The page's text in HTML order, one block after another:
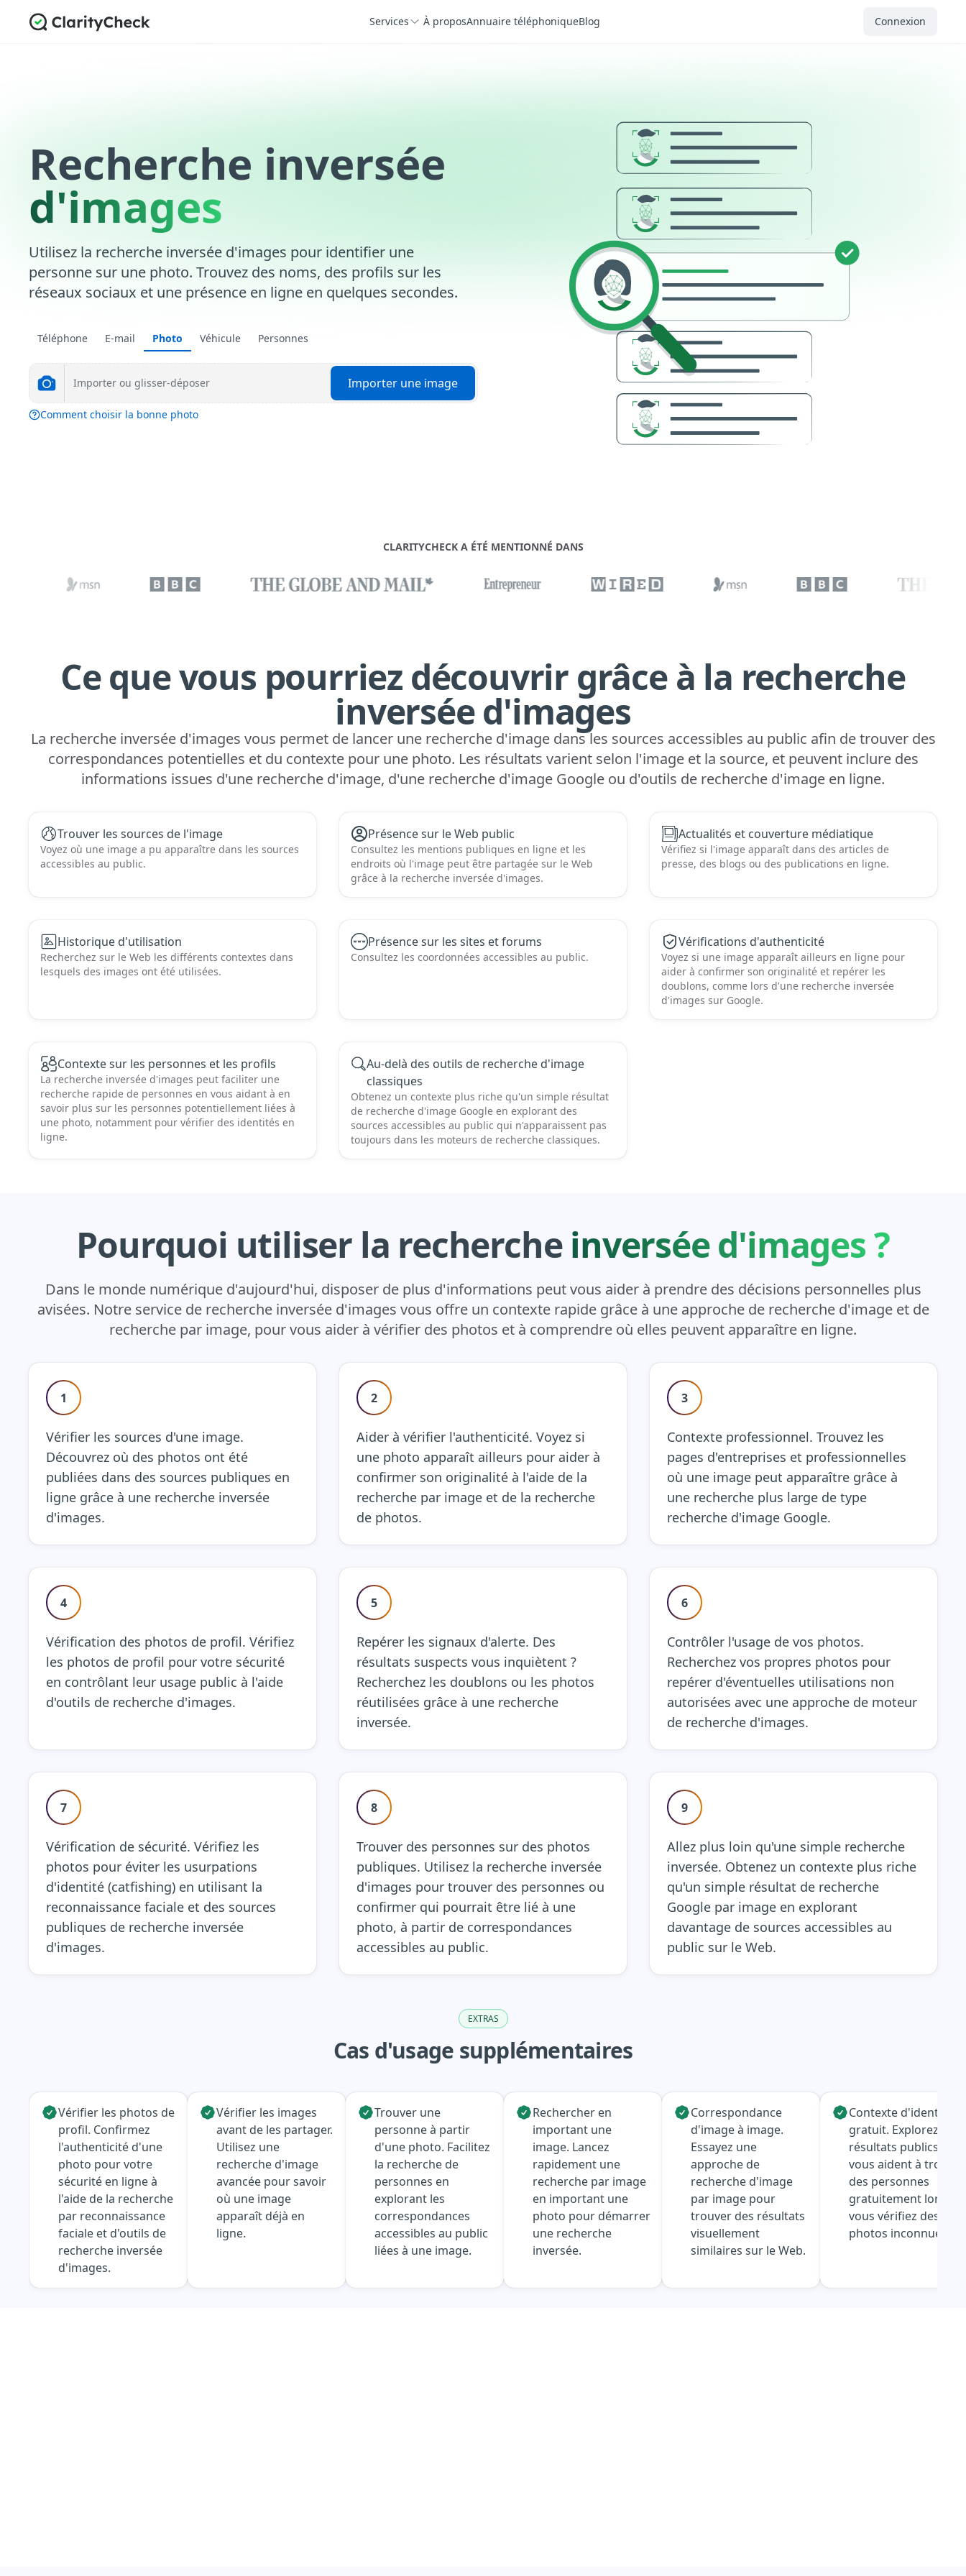
Services À proposAnnuaire téléphoniqueBlog Connexion
Recherche inversée
d'images
Utilisez la recherche inversée d'images pour identifier une
personne sur une photo. Trouvez des noms, des profils sur les
réseaux sociaux et une présence en ligne en quelques secondes.
Téléphone E-mail Photo Véhicule Personnes
Importer ou glisser-déposer Importer une image
Comment choisir la bonne photo
CLARITYCHECK A ÉTÉ MENTIONNÉ DANS
Ce que vous pourriez découvrir grâce à la recherche
inversée d'images
La recherche inversée d'images vous permet de lancer une recherche d'image dans les sources accessibles au public afin de trouver des
correspondances potentielles et du contexte pour une photo. Les résultats varient selon l'image et la source, et peuvent inclure des
informations issues d'une recherche d'image, d'une recherche d'image Google ou d'outils de recherche d'image en ligne.
Trouver les sources de l'image
Voyez où une image a pu apparaître dans les sources
accessibles au public.
Présence sur le Web public
Consultez les mentions publiques en ligne et les
endroits où l'image peut être partagée sur le Web
grâce à la recherche inversée d'images.
Actualités et couverture médiatique
Vérifiez si l'image apparaît dans des articles de
presse, des blogs ou des publications en ligne.
Historique d'utilisation
Recherchez sur le Web les différents contextes dans
lesquels des images ont été utilisées.
Présence sur les sites et forums
Consultez les coordonnées accessibles au public.
Vérifications d'authenticité
Voyez si une image apparaît ailleurs en ligne pour
aider à confirmer son originalité et repérer les
doublons, comme lors d'une recherche inversée
d'images sur Google.
Contexte sur les personnes et les profils
La recherche inversée d'images peut faciliter une
recherche rapide de personnes en vous aidant à en
savoir plus sur les personnes potentiellement liées à
une photo, notamment pour vérifier des identités en
ligne.
Au-delà des outils de recherche d'image
classiques
Obtenez un contexte plus riche qu'un simple résultat
de recherche d'image Google en explorant des
sources accessibles au public qui n'apparaissent pas
toujours dans les moteurs de recherche classiques.
Pourquoi utiliser la recherche inversée d'images ?
Dans le monde numérique d'aujourd'hui, disposer de plus d'informations peut vous aider à prendre des décisions personnelles plus
avisées. Notre service de recherche inversée d'images vous offre un contexte rapide grâce à une approche de recherche d'image et de
recherche par image, pour vous aider à vérifier des photos et à comprendre où elles peuvent apparaître en ligne.
1
Vérifier les sources d'une image.
Découvrez où des photos ont été
publiées dans des sources publiques en
ligne grâce à une recherche inversée
d'images.
2
Aider à vérifier l'authenticité. Voyez si
une photo apparaît ailleurs pour aider à
confirmer son originalité à l'aide de la
recherche par image et de la recherche
de photos.
3
Contexte professionnel. Trouvez les
pages d'entreprises et professionnelles
où une image peut apparaître grâce à
une recherche plus large de type
recherche d'image Google.
4
Vérification des photos de profil. Vérifiez
les photos de profil pour votre sécurité
en contrôlant leur usage public à l'aide
d'outils de recherche d'images.
5
Repérer les signaux d'alerte. Des
résultats suspects vous inquiètent ?
Recherchez les doublons ou les photos
réutilisées grâce à une recherche
inversée.
6
Contrôler l'usage de vos photos.
Recherchez vos propres photos pour
repérer d'éventuelles utilisations non
autorisées avec une approche de moteur
de recherche d'images.
7
Vérification de sécurité. Vérifiez les
photos pour éviter les usurpations
d'identité (catfishing) en utilisant la
reconnaissance faciale et des sources
publiques de recherche inversée
d'images.
8
Trouver des personnes sur des photos
publiques. Utilisez la recherche inversée
d'images pour trouver des personnes ou
confirmer qui pourrait être lié à une
photo, à partir de correspondances
accessibles au public.
9
Allez plus loin qu'une simple recherche
inversée. Obtenez un contexte plus riche
qu'un simple résultat de recherche
Google par image en explorant
davantage de sources accessibles au
public sur le Web.
EXTRAS
Cas d'usage supplémentaires
Vérifier les photos de
profil. Confirmez
l'authenticité d'une
photo pour votre
sécurité en ligne à
l'aide de la recherche
par reconnaissance
faciale et d'outils de
recherche inversée
d'images.
Vérifier les images
avant de les partager.
Utilisez une
recherche d'image
avancée pour savoir
où une image
apparaît déjà en
ligne.
Trouver une
personne à partir
d'une photo. Facilitez
la recherche de
personnes en
explorant les
correspondances
accessibles au public
liées à une image.
Rechercher en
important une
image. Lancez
rapidement une
recherche par image
en important une
photo pour démarrer
une recherche
inversée.
Correspondance
d'image à image.
Essayez une
approche de
recherche d'image
par image pour
trouver des résultats
visuellement
similaires sur le Web.
Contexte d'identité
gratuit. Explorez des
résultats publics qui
vous aident à trouver
des personnes
gratuitement lorsque
vous vérifiez des
photos inconnues.